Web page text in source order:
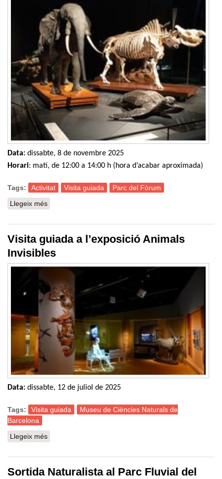
Data: dissabte, 8 de novembre 2025
Horari: matí, de 12:00 a 14:00 h (hora d’acabar aproximada)
Tags: Activitat Visita guiada
Parc del Fòrum
Llegeix més
Visita guiada a l’exposició Animals
Invisibles
Data: dissabte, 12 de juliol de 2025
Tags: Visita guiada
Museu de Ciències Naturals de
Barcelona
Llegeix més
Sortida Naturalista al Parc Fluvial del